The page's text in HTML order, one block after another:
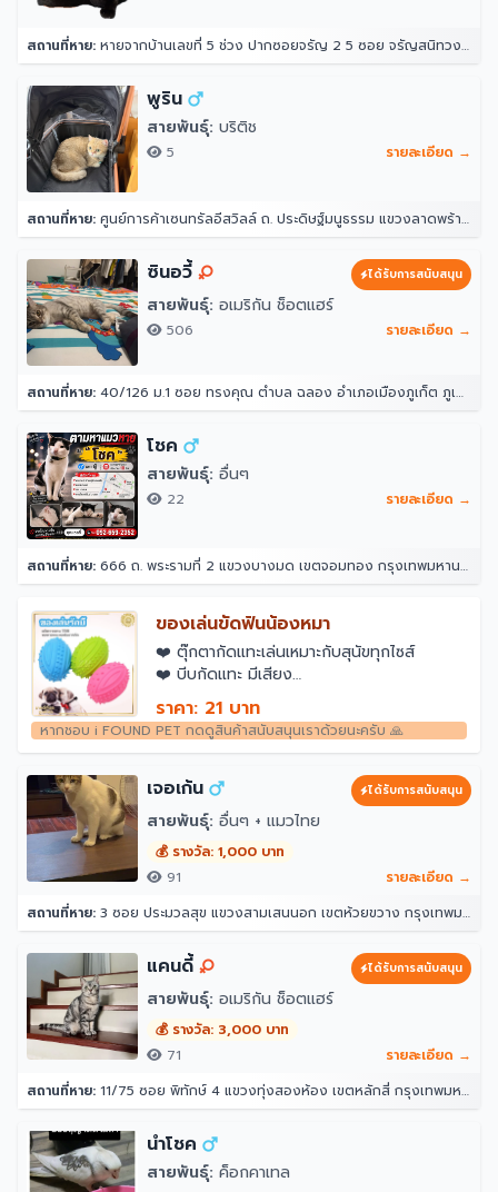
สถานที่หาย: หายจากบ้านเลขที่ 5 ช่วง ปากซอยจรัญ 2 5 ซอย จรัญสนิทวงศ์ 2 แขวงวัดท่าพระ เขตบางกอกใหญ่ กรุงเทพมหานคร 10600 ประเทศไทย
พูริน
สายพันธุ์: บริติช
5 รายละเอียด →
สถานที่หาย: ศูนย์การค้าเซนทรัลอีสวิลล์ ถ. ประดิษฐ์มนูธรรม แขวงลาดพร้าว ลาดพร้าว กรุงเทพมหานคร 10230
ซินอวี้ ได้รับการสนับสนุน
สายพันธุ์: อเมริกัน ช็อตแฮร์
506 รายละเอียด →
สถานที่หาย: 40/126 ม.1 ซอย ทรงคุณ ตำบล ฉลอง อำเภอเมืองภูเก็ต ภูเก็ต 83000
โชค
สายพันธุ์: อื่นๆ
22 รายละเอียด →
สถานที่หาย: 666 ถ. พระรามที่ 2 แขวงบางมด เขตจอมทอง กรุงเทพมหานคร 10150
ของเล่นขัดฟันน้องหมา
❤️️ ตุ๊กตากัดแทะเล่นเหมาะกับสุนัขทุกไซส์
❤️️ บีบกัดแทะ มีเสียง
…………………………………
✨ วัสดุที่ใช้ในการผลิตสินค้า ✨
เนื้อผ้าและนุ่น ตัดเย็บอย่างดี ไม่ขาดง่าย
ราคา: 21 บาท
หากชอบ i FOUND PET กดดูสินค้าสนับสนุนเราด้วยนะครับ 🙏
เจอเก้น ได้รับการสนับสนุน
สายพันธุ์: อื่นๆ + แมวไทย
💰 รางวัล: 1,000 บาท
91
รายละเอียด →
สถานที่หาย: 3 ซอย ประมวลสุข แขวงสามเสนนอก เขตห้วยขวาง กรุงเทพมหานคร 10320
แคนดี้ ได้รับการสนับสนุน
สายพันธุ์: อเมริกัน ช็อตแฮร์
💰 รางวัล: 3,000 บาท
71
รายละเอียด →
สถานที่หาย: 11/75 ซอย พิทักษ์ 4 แขวงทุ่งสองห้อง เขตหลักสี่ กรุงเทพมหานคร 10210
นำโชค
สายพันธุ์: ค็อกคาเทล